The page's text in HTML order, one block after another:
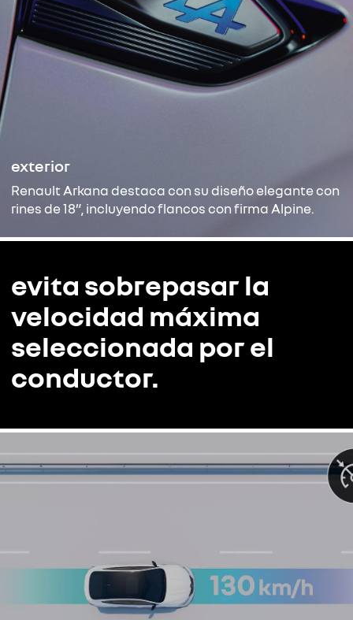
exterior
Renault Arkana destaca con su diseño elegante con
rines de 18”, incluyendo flancos con firma Alpine.
evita sobrepasar la
velocidad máxima
seleccionada por el
conductor.